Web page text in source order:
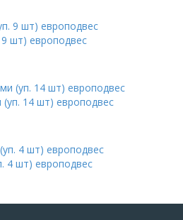
шт) европодвес
14 шт) европодвес
4 шт) европодвес